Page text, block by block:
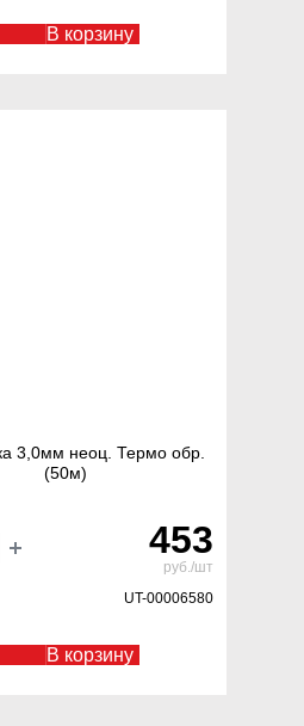
В корзину
3,0мм неоц. Термо обр.
(50м)
453
руб./шт
UT-00006580
В корзину